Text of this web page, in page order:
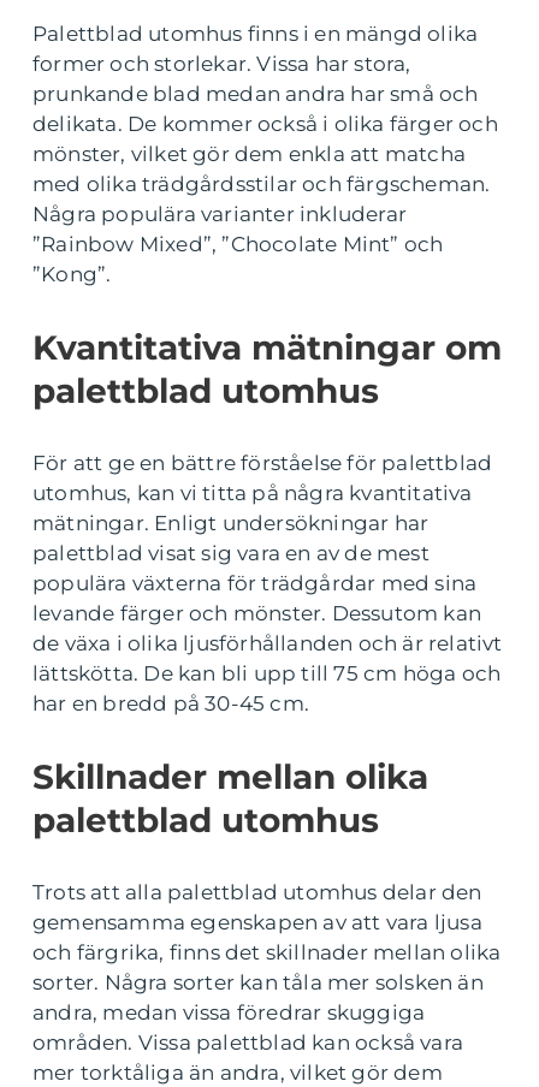
Palettblad utomhus finns i en mängd olika
former och storlekar. Vissa har stora,
prunkande blad medan andra har små och
delikata. De kommer också i olika färger och
mönster, vilket gör dem enkla att matcha
med olika trädgårdsstilar och färgscheman.
Några populära varianter inkluderar
”Rainbow Mixed”, ”Chocolate Mint” och
”Kong”.
Kvantitativa mätningar om
palettblad utomhus
För att ge en bättre förståelse för palettblad
utomhus, kan vi titta på några kvantitativa
mätningar. Enligt undersökningar har
palettblad visat sig vara en av de mest
populära växterna för trädgårdar med sina
levande färger och mönster. Dessutom kan
de växa i olika ljusförhållanden och är relativt
lättskötta. De kan bli upp till 75 cm höga och
har en bredd på 30-45 cm.
Skillnader mellan olika
palettblad utomhus
Trots att alla palettblad utomhus delar den
gemensamma egenskapen av att vara ljusa
och färgrika, finns det skillnader mellan olika
sorter. Några sorter kan tåla mer solsken än
andra, medan vissa föredrar skuggiga
områden. Vissa palettblad kan också vara
mer torktåliga än andra, vilket gör dem